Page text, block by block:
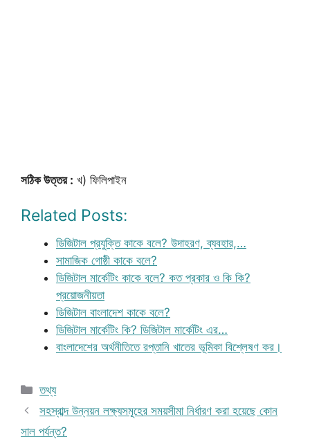
সঠিক উত্তর : খ) ফিলিপাইন
Related Posts:
ডিজিটাল প্রযুক্তি কাকে বলে? উদাহরণ, ব্যবহার,…
সামাজিক গোষ্ঠী কাকে বলে?
ডিজিটাল মার্কেটিং কাকে বলে? কত প্রকার ও কি কি?
প্রয়োজনীয়তা
ডিজিটাল বাংলাদেশ কাকে বলে?
ডিজিটাল মার্কেটিং কি? ডিজিটাল মার্কেটিং এর…
বাংলাদেশের অর্থনীতিতে রপ্তানি খাতের ভূমিকা বিশ্লেষণ কর।
Categories
তথ্য
সহস্রাব্দ উন্নয়ন লক্ষ্যসমূহের সময়সীমা নির্ধারণ করা হয়েছে কোন
সাল পর্যন্ত?